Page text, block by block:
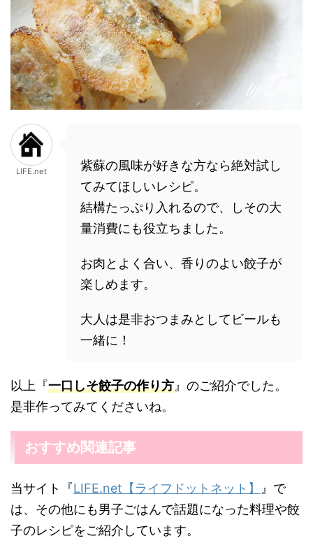
LIFE.net
紫蘇の風味が好きな方なら絶対試し
てみてほしいレシピ。
結構たっぷり入れるので、しその大
量消費にも役立ちました。
お肉とよく合い、香りのよい餃子が
楽しめます。
大人は是非おつまみとしてビールも
一緒に！
以上『一口しそ餃子の作り方 』のご紹介でした。
是非作ってみてくださいね。
おすすめ関連記事
当サイト『LIFE.net【ライフドットネット】
』で
は、その他にも男子ごはんで話題になった料理や餃
子のレシピをご紹介しています。